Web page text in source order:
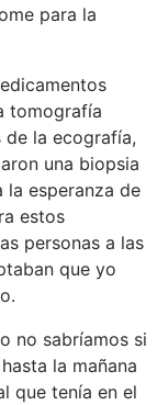
para la
tomografía
la ecografía,
una biopsia
la esperanza de
estos
personas a las
que yo
no sabríamos si
la mañana
que tenía en el